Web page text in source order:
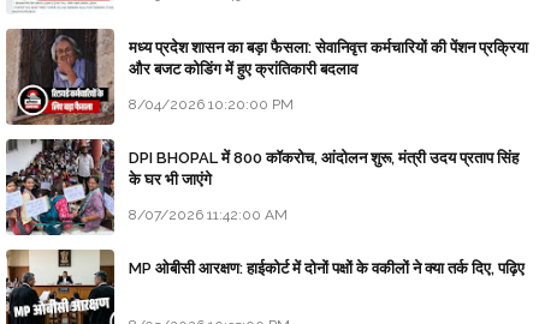
मध्य प्रदेश शासन का बड़ा फैसला: सेवानिवृत्त कर्मचारियों की पेंशन प्रक्रिया
और बजट कोडिंग में हुए क्रांतिकारी बदलाव
8/04/2026 10:20:00 PM
DPI BHOPAL में 800 कॉकरोच, आंदोलन शुरू, मंत्री उदय प्रताप सिंह
के घर भी जाएंगे
8/07/2026 11:42:00 AM
MP ओबीसी आरक्षण: हाईकोर्ट में दोनों पक्षों के वकीलों ने क्या तर्क दिए, पढ़िए